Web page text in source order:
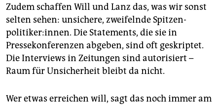
Zudem schaffen Will und Lanz das, was wir sonst
selten sehen: unsichere, zweifelnde Spit­zen­
politiker:innen. Die Statements, die sie in
Pressekonferenzen abgeben, sind oft geskriptet.
Die Interviews in Zeitungen sind autorisiert –
Raum für Unsicherheit bleibt da nicht.
Wer etwas erreichen will, sagt das noch immer am